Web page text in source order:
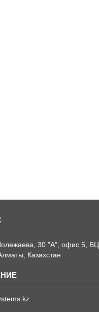
30 "А", офис 5, БЦ
Казахстан